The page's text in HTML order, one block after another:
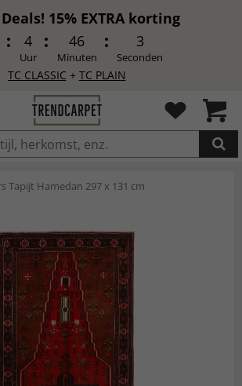
15% EXTRA korting
4
Uur
46
Minuten
2
Seconden
TC CLASSIC + TC PLAIN
IN DE WINKELWAGEN GELEGD
Tapijt Hamedan 297 x 131 cm